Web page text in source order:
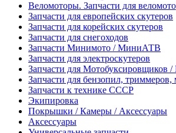
Веломоторы. Запчасти для
Запчасти для европейских скутеров
Запчасти для корейских скутеров
Запчасти для снегоходов
Запчасти Минимото / МиниАТВ
Запчасти для электроскутеров
Запчасти для Мотобуксировщиков /
Запчасти для бензопил, триммеров,
Запчасти к технике СССР
Экипировка
Покрышки / Камеры / Аксессуары
Аксессуары